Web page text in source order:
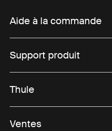
Aide à la commande
Support produit
Thule
Ventes